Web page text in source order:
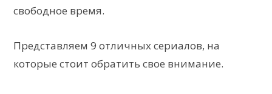
свободное время.
Представляем 9 отличных сериалов, на
которые стоит обратить свое внимание.